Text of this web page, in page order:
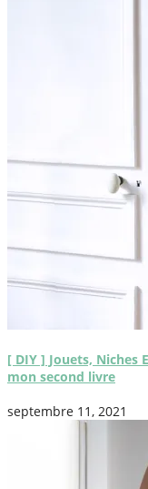
[ DIY ] Jouets, Niches
mon second livre
septembre 11, 2021